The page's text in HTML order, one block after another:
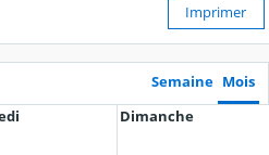
Imprimer
Semaine Mois
Dimanche